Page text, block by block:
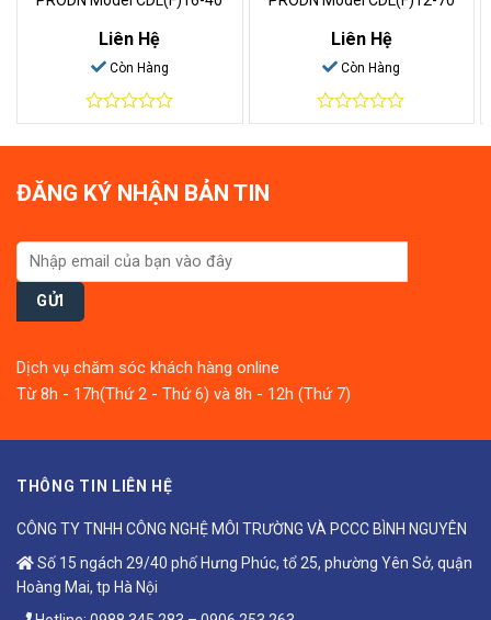
Liên Hệ
Còn Hàng
0
out
Liên Hệ
Còn Hàng
0
out
ĐĂNG KÝ NHẬN BẢN TIN
Dịch vụ chăm sóc khách hàng online
Từ 8h - 17h(Thứ 2 - Thứ 6) và 8h - 12h (Thứ 7)
THÔNG TIN LIÊN HỆ
CÔNG TY TNHH CÔNG NGHỆ MÔI TRƯỜNG VÀ PCCC BÌNH NGUYÊN
Số 15 ngách 29/40 phố Hưng Phúc, tổ 25, phường Yên Sở, quận
Hoàng Mai, tp Hà Nội